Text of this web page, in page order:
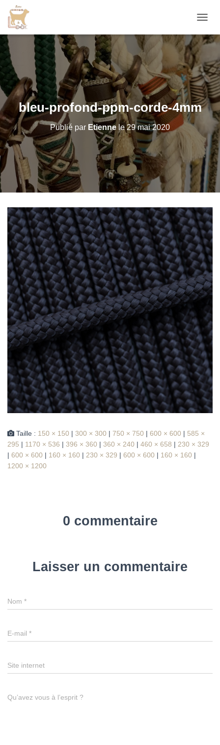
É
P
E
R
L
A
N
I
G
A
T
O
N
bleu-profond-ppm-corde-4mm
Publié par Etienne le29 mai 2020
Taille : 150 × 150 | 300 × 300 | 750 × 750 | 600 × 600 | 585 ×
295 | 1170 × 536 | 396 × 360 | 360 × 240 | 460 × 658 | 230 × 329
| 600 × 600 | 160 × 160 | 230 × 329 | 600 × 600 | 160 × 160 |
1200 × 1200
0 commentaire
Laisser un commentaire
Nom *
E-mail *
Site internet
Qu’avez vous à l’esprit ?